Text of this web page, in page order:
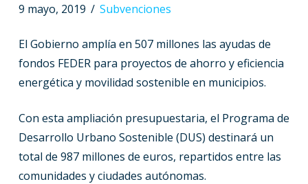
9 mayo, 2019 Subvenciones
El Gobierno amplía en 507 millones las ayudas de
fondos FEDER para proyectos de ahorro y eficiencia
energética y movilidad sostenible en municipios.
Con esta ampliación presupuestaria, el Programa de
Desarrollo Urbano Sostenible (DUS) destinará un
total de 987 millones de euros, repartidos entre las
comunidades y ciudades autónomas.